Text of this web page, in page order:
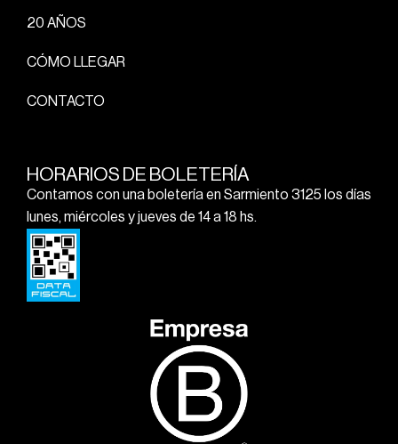
20 AÑOS
CÓMO LLEGAR
CONTACTO
HORARIOS DE BOLETERÍA
Contamos con una boletería en Sarmiento 3125 los días
lunes, miércoles y jueves de 14 a 18 hs.